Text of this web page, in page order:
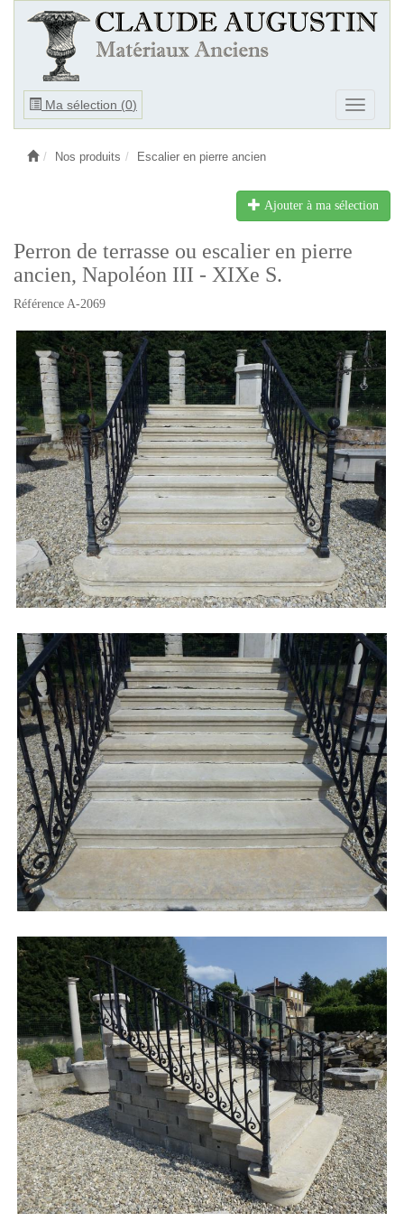
Ma sélection (0)
Ouvrir
Ouvrir
le
Nos produits Escalier en pierre ancien
Ajouter à ma sélection
Perron de terrasse ou escalier en pierre
ancien, Napoléon III - XIXe S.
Référence A-2069